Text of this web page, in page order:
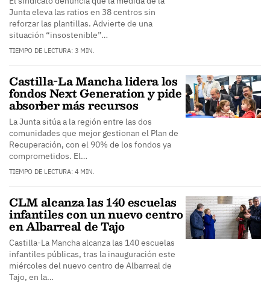
Junta eleva las ratios en 38 centros sin
reforzar las plantillas. Advierte de una
situación “insostenible”…
TIEMPO DE LECTURA: 3 MIN.
Castilla-La Mancha lidera los
fondos Next Generation y pide
absorber más recursos
La Junta sitúa a la región entre las dos
comunidades que mejor gestionan el Plan de
Recuperación, con el 90% de los fondos ya
comprometidos. El…
TIEMPO DE LECTURA: 4 MIN.
CLM alcanza las 140 escuelas
infantiles con un nuevo centro
en Albarreal de Tajo
Castilla-La Mancha alcanza las 140 escuelas
infantiles públicas, tras la inauguración este
miércoles del nuevo centro de Albarreal de
Tajo, en la…